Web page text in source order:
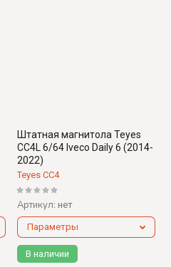
Штатная магнитола Teyes
CC4L 6/64 Iveco Daily 6 (2014-
2022)
Teyes CC4
Артикул: нет
Параметры
В наличии